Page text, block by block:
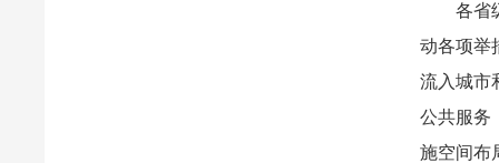
各省
动各项举
流入城市
公共服务
施空间布